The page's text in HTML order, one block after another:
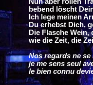
bebend löscht
Ich lege meinen
Du erhebst Dich,
Die Flasche
wie die Zeit, die
Nos regards ne
je me sens seul
le bien connu